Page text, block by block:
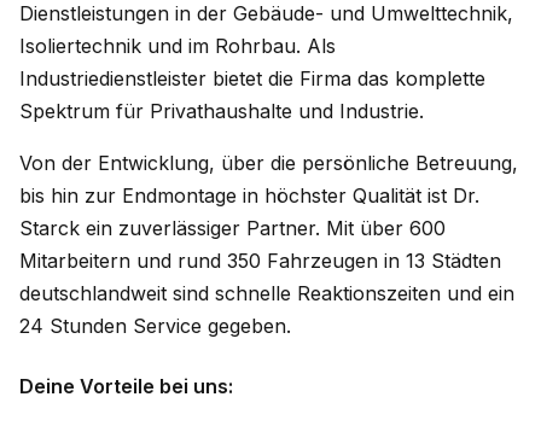
Dienstleistungen in der Gebäude- und Umwelttechnik,
Isoliertechnik und im Rohrbau. Als
Industriedienstleister bietet die Firma das komplette
Spektrum für Privathaushalte und Industrie.
Von der Entwicklung, über die persönliche Betreuung,
bis hin zur Endmontage in höchster Qualität ist Dr.
Starck ein zuverlässiger Partner. Mit über 600
Mitarbeitern und rund 350 Fahrzeugen in 13 Städten
deutschlandweit sind schnelle Reaktionszeiten und ein
24 Stunden Service gegeben.
Deine Vorteile bei uns: